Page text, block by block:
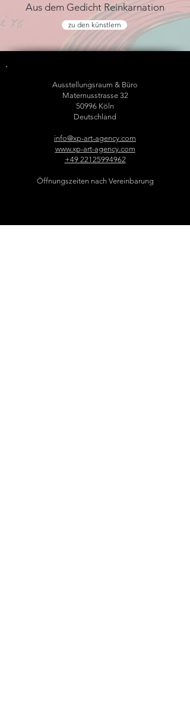
Aus dem Gedicht Reinkarnation
zu den künstlern
Ausstellungsraum & Büro
Maternusstrasse 32
50996 Köln
Deutschland
info@xp-art-agency.com
www.xp-art-agency.com
+49 22125994962
Öffnungszeiten nach Vereinbarung